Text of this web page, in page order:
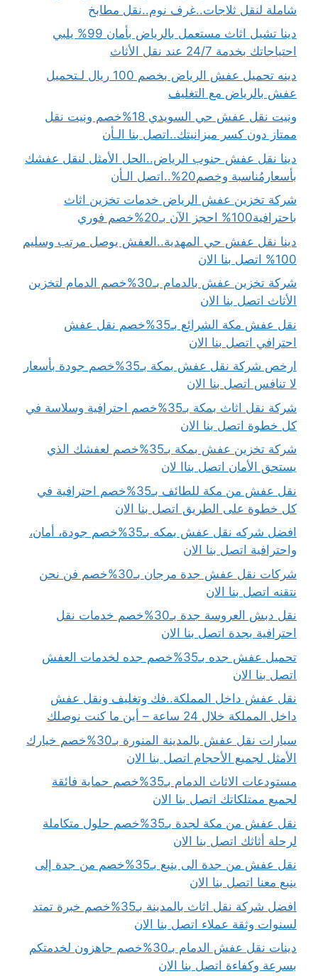
شاملة لنقل ثلاجات..غرف نوم..نقل مطابخ
دينا تشيل اثاث مستعمل بالرياض بأمان 99% يلبي
احتياجاتك بخدمة 24/7 عند نقل الأثاث
دينه تحميل عفش الرياض بخصم 100 ريال لـتحميل
عفش بالرياض مع التغليف
ونيت نقل عفش حي السويدي 18%خصم ونيت نقل
ممتاز دون كسر ميزانيتك..اتصل بنا الـأن
دينا نقل عفش جنوب الرياض..الحل الأمثل لنقل عفشك
بأسعارمُناسبة وخصم20%..اتصل الـأن
شركة تخزين عفش الرياض خدمات تخزين اثاث
باحترافية100% احجز الآن بـ20%خصم فوري
دينا نقل عفش حي المهدية..العفش يوصل مرتب وسليم
100% اتصل بنا الان
شركة تخزين عفش بالدمام بـ30%خصم الدمام لتخزين
الأثاث اتصل بنا الان
نقل عفش مكة الشرائع بـ35%خصم نقل عفش
احترافي اتصل بنا الان
ارخص شركة نقل عفش بمكة بـ35%خصم جودة بأسعار
لا تنافس اتصل بنا الان
شركة نقل اثاث بمكة بـ35%خصم احترافية وسلاسة في
كل خطوة اتصل بنا الان
شركة تخزين عفش بمكة بـ35%خصم لعفشك الذي
يستحق الأمان اتصل بناا لان
نقل عفش من مكة للطائف بـ35%خصم احترافية في
كل خطوة على الطريق اتصل بنا الان
افضل شركه نقل عفش بمكه بـ35%خصم جودة، أمان،
واحترافية اتصل بنا الان
شركات نقل عفش جدة مرجان بـ30%خصم فن نحن
نتقنه اتصل بنا الان
نقل دبش العروسة جدة بـ30%خصم خدمات نقل
احترافية بجدة اتصل بنا الان
تحميل عفش جده بـ35%خصم جده لخدمات العفش
اتصل بنا الان
نقل عفش داخل المملكة..فك وتغليف ونقل عفش
داخل المملكة خلال 24 ساعة – أين ما كنت نوصلك
سيارات نقل عفش بالمدينة المنورة بـ30%خصم خيارك
الأمثل لجميع الأحجام اتصل بنا الان
مستودعات الاثاث الدمام بـ35%خصم حماية فائقة
لجميع ممتلكاتك اتصل بنا الان
نقل عفش من مكة لجدة بـ35%خصم حلول متكاملة
لرحلة أثاثك اتصل بنا الان
نقل عفش من جدة الى ينبع بـ35%خصم من جدة إلى
ينبع معنا اتصل بنا الان
افضل شركة نقل اثاث بالمدينة بـ35%خصم خبرة تمتد
لسنوات وثقة عملاء اتصل بنا الان
دينات نقل عفش الدمام بـ30%خصم جاهزون لخدمتكم
بسرعة وكفاءة اتصل بنا الان